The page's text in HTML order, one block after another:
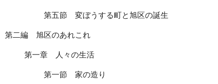
第五節 変ぼうする町と旭区の誕生
第二編 旭区のあれこれ
第一章 人々の生活
第一節 家の造り